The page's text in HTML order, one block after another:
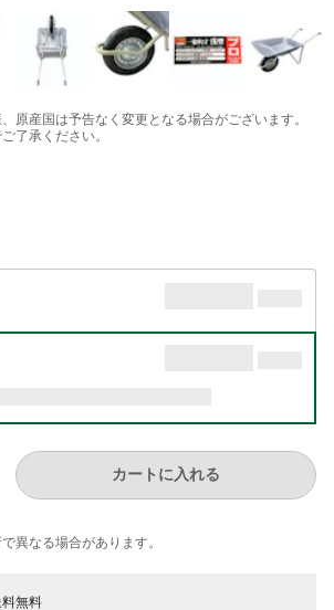
原産国は予告なく変更となる場合がございます。
了承ください。
カートに入れる
異なる​場合が​あります。
無料